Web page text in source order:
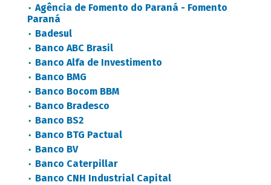
Agência de Fomento do Paraná - Fomento
Paraná
Badesul
Banco ABC Brasil
Banco Alfa de Investimento
Banco BMG
Banco Bocom BBM
Banco Bradesco
Banco BS2
Banco BTG Pactual
Banco BV
Banco Caterpillar
Banco CNH Industrial Capital